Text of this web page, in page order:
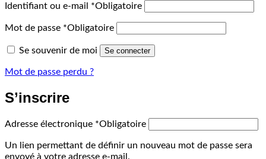
Identifiant ou e-mail *Obligatoire
Mot de passe *Obligatoire
Se souvenir de moi Se connecter
Mot de passe perdu ?
S’inscrire
Adresse électronique *Obligatoire
Un lien permettant de définir un nouveau mot de passe sera
envoyé à votre adresse e-mail.